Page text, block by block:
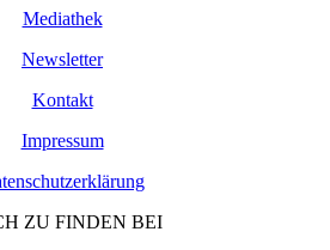
Mediathek
Newsletter
Kontakt
Impressum
ZU FINDEN BEI